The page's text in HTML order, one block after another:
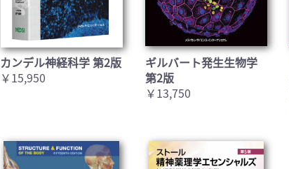
カンデル神経科学 第2版
￥15,950
ギルバート発生生物学
第2版
￥13,750